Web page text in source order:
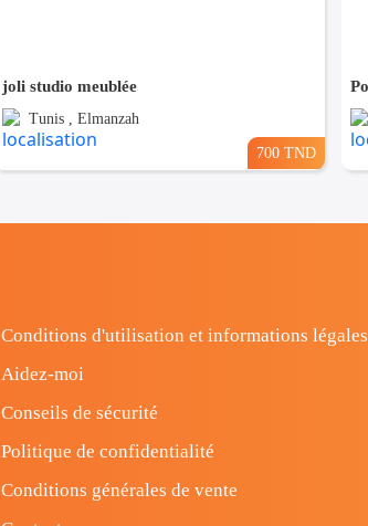
joli studio meublée
Tunis , Elmanzah
700 TND
Conditions d'utilisation et informations légales
Aidez-moi
Conseils de sécurité
Politique de confidentialité
Conditions générales de vente